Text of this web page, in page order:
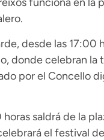
desde las 17:00
donde celebran la
por el Concello
horas saldrá de la
el festival